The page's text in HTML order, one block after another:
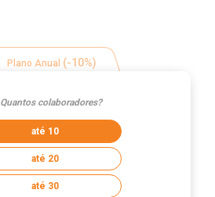
Plano Anual (-10%)
Quantos colaboradores?
até 10
até 20
até 30